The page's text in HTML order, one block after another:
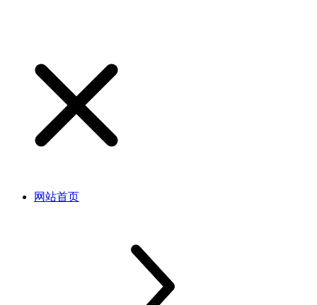
网站首页